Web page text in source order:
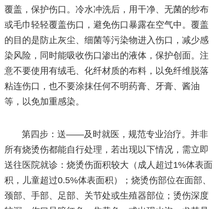
覆盖，保护伤口。冷水冲洗后，用干净、无菌的纱布
或毛巾轻轻覆盖伤口，避免伤口暴露在空气中。覆盖
的目的是防止灰尘、细菌等污染物进入伤口，减少感
染风险，同时能吸收伤口渗出的液体，保护创面。注
意不要使用有绒毛、化纤材质的布料，以免纤维脱落
粘连伤口，也不要涂抹任何不明药膏、牙膏、酱油
等，以免加重感染。
第四步：送——及时就医，规范专业治疗。并非
所有烧烫伤都能自行处理，若出现以下情况，需立即
送往医院就诊：烧烫伤面积较大（成人超过1%体表面
积，儿童超过0.5%体表面积）；烧烫伤部位在面部、
颈部、手部、足部、关节处或生殖器部位；烫伤深度